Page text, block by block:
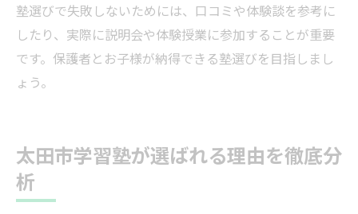
塾選びで失敗しないためには、口コミや体験談を参考に
したり、実際に説明会や体験授業に参加することが重要
です。保護者とお子様が納得できる塾選びを目指しまし
ょう。
太田市学習塾が選ばれる理由を徹底分
析